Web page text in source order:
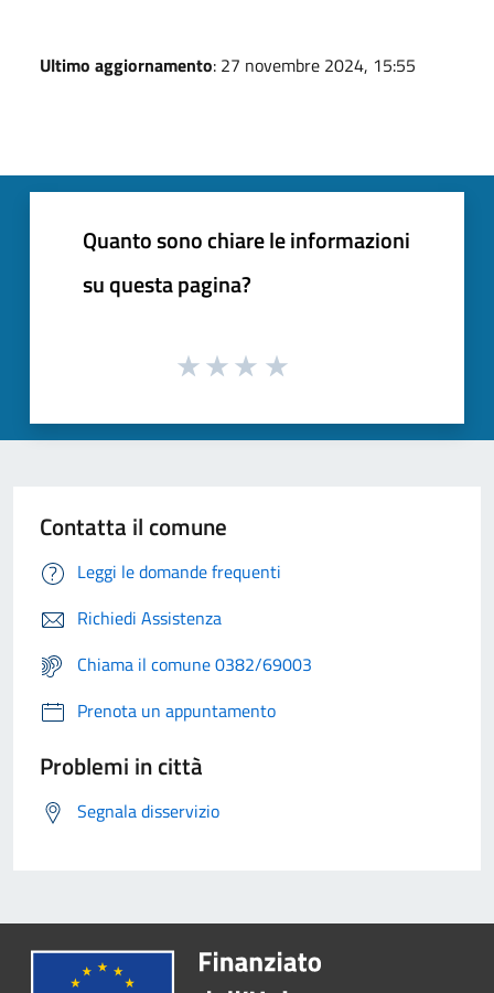
Ultimo aggiornamento: 27 novembre 2024, 15:55
Quanto sono chiare le informazioni
su questa pagina?
Contatta il comune
Leggi le domande frequenti
Richiedi Assistenza
Chiama il comune 0382/69003
Prenota un appuntamento
Problemi in città
Segnala disservizio